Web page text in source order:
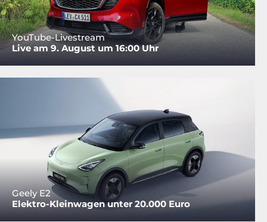
YouTube-Livestream
Live am 9. August um 16:00 Uhr
Geely E2
Elektro-Kleinwagen unter 20.000 Euro